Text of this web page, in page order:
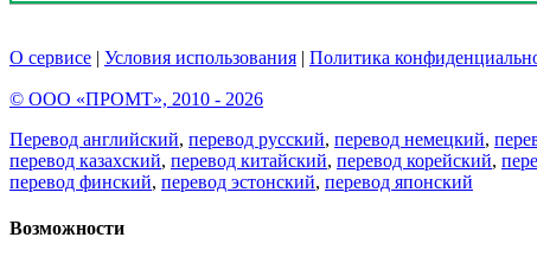
О сервисе | Условия использования | Политика
© ООО «ПРОМТ», 2010 - 2026
Перевод английский, перевод русский, перевод немецкий,
перевод казахский, перевод китайский, перевод корейский,
перевод финский, перевод эстонский, перевод японский
Возможности